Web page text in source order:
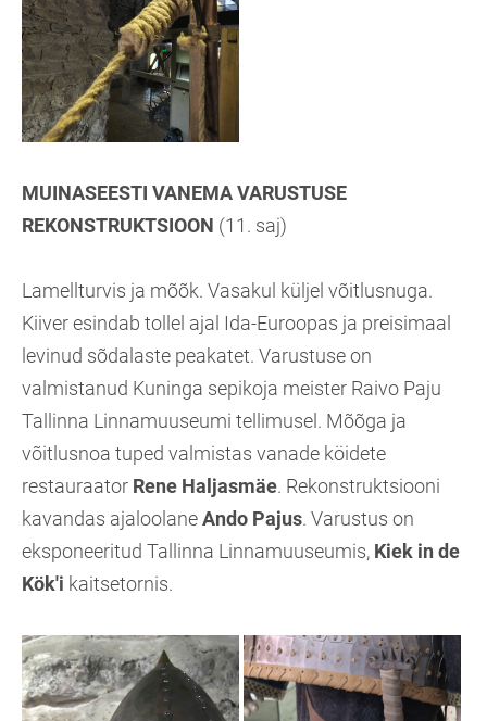
MUINASEESTI VANEMA VARUSTUSE
REKONSTRUKTSIOON (11. saj)
Lamellturvis ja mõõk. Vasakul küljel võitlusnuga.
Kiiver esindab tollel ajal Ida-Euroopas ja preisimaal
levinud sõdalaste peakatet. Varustuse on
valmistanud Kuninga sepikoja meister Raivo Paju
Tallinna Linnamuuseumi tellimusel. Mõõga ja
võitlusnoa tuped valmistas vanade köidete
restauraator Rene Haljasmäe. Rekonstruktsiooni
kavandas ajaloolaneAndo Pajus. Varustus on
eksponeeritud Tallinna Linnamuuseumis, Kiek in de
Kök'i kaitsetornis.